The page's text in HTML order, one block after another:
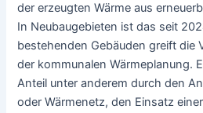
der erzeugten Wärme aus
In Neubaugebieten ist das seit
bestehenden Gebäuden greift die
der kommunalen Wärmeplanung.
Anteil unter anderem durch den
oder Wärmenetz, den Einsatz